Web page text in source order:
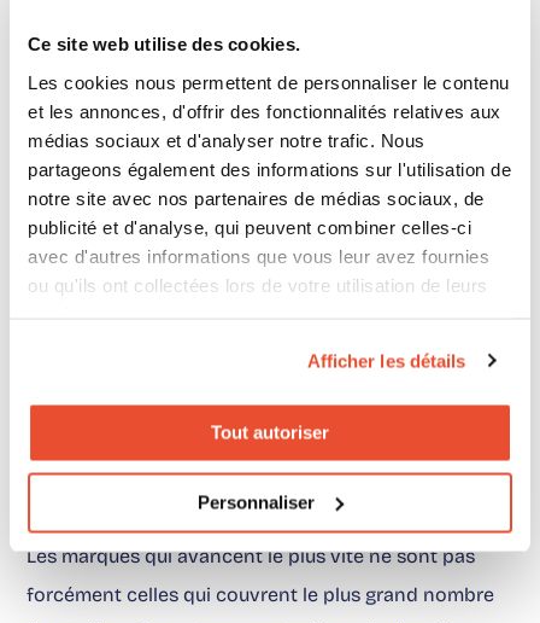
Ce site web utilise des cookies.
Les cookies nous permettent de personnaliser le contenu
et les annonces, d'offrir des fonctionnalités relatives aux
médias sociaux et d'analyser notre trafic. Nous
partageons également des informations sur l'utilisation de
notre site avec nos partenaires de médias sociaux, de
publicité et d'analyse, qui peuvent combiner celles-ci
avec d'autres informations que vous leur avez fournies
ou qu'ils ont collectées lors de votre utilisation de leurs
Afficher les détails
Tout autoriser
Personnaliser
devient plus utile qu’un simple store locator. Une
marque doit savoir non seulement combien
d’enseignes elle active, mais lesquelles performent,
lesquelles décrochent, et où la présence produit
devient insuffisante. C’est aussi pour cela quela
disponibilité produitdoit être reliée à la couverture,
pas gérée à part.
Ce que les marques
européennes doivent en
Les marques qui avancent le plus vite ne sont pas
forcément celles qui couvrent le plus grand nombre